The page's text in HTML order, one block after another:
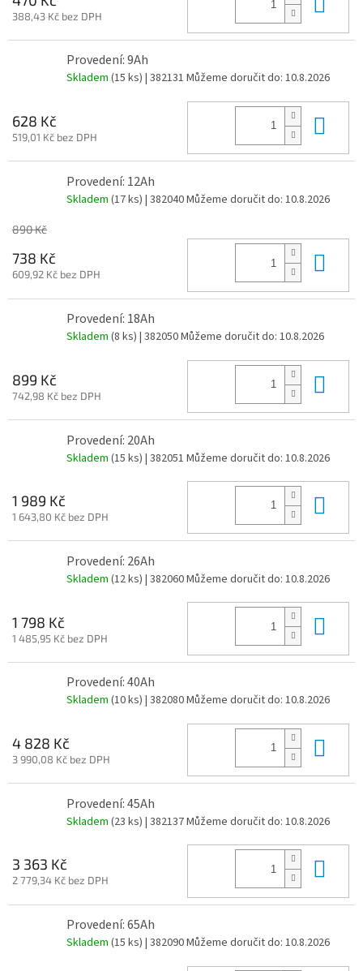
388,43 Kč bez DPH
Provedení: 9Ah
Skladem (15 ks) | 382131 Můžeme doručit do: 10.8.2026
628 Kč
519,01 Kč bez DPH
Provedení: 12Ah
Skladem (17 ks) | 382040Můžeme doručit do: 10.8.2026
890 Kč
738 Kč
609,92 Kč bez DPH
Provedení: 18Ah
Skladem (8 ks) | 382050Můžeme doručit do: 10.8.2026
899 Kč
742,98 Kč bez DPH
Provedení: 20Ah
Skladem (15 ks) | 382051 Můžeme doručit do: 10.8.2026
1 989 Kč
1 643,80 Kč bez DPH
Provedení: 26Ah
Skladem (12 ks) | 382060Můžeme doručit do: 10.8.2026
1 798 Kč
1 485,95 Kč bez DPH
Provedení: 40Ah
Skladem (10 ks) | 382080Můžeme doručit do: 10.8.2026
4 828 Kč
3 990,08 Kč bez DPH
Provedení: 45Ah
Skladem (23 ks) | 382137Můžeme doručit do: 10.8.2026
3 363 Kč
2 779,34 Kč bez DPH
Provedení: 65Ah
Skladem (15 ks) | 382090Můžeme doručit do: 10.8.2026